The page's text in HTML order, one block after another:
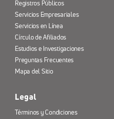
Registros Públicos
Servicios Empresariales
Servicios en Línea
Círculo de Afiliados
Estudios e Investigaciones
Preguntas Frecuentes
Mapa del Sitio
Legal
Términos y Condiciones